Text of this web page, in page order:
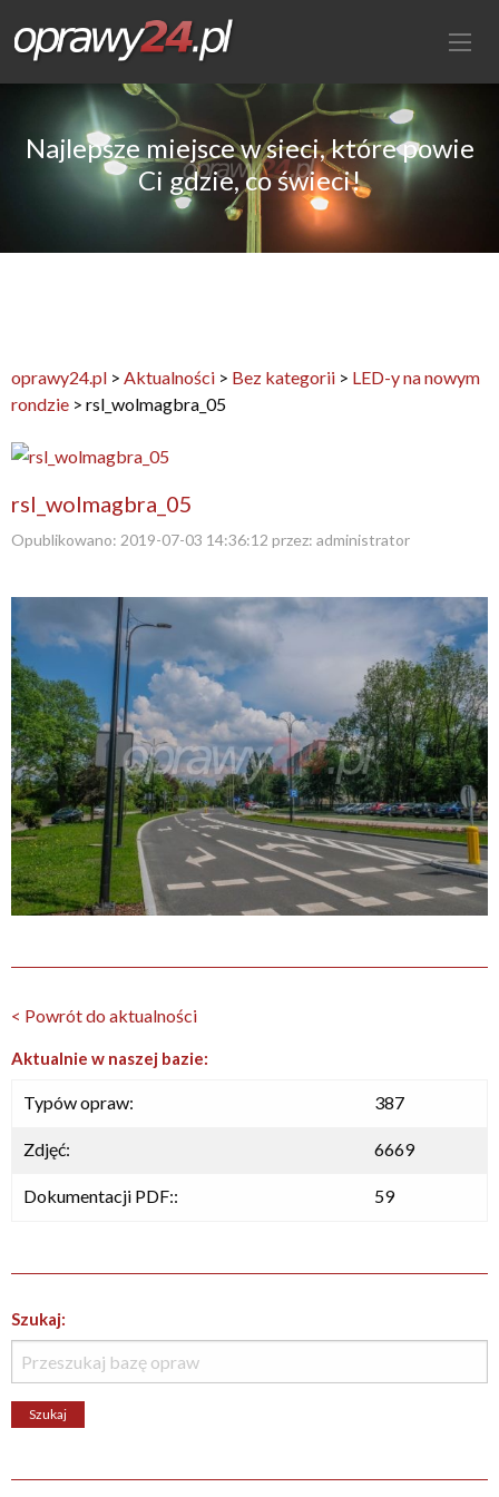
Najlepsze miejsce w sieci, które powie
Ci gdzie, co świeci!
oprawy24.pl > Aktualności > Bez kategorii > LED-y na nowym
rondzie > rsl_wolmagbra_05
rsl_wolmagbra_05
Opublikowano: 2019-07-03 14:36:12 przez: administrator
< Powrót do aktualności
Aktualnie w naszej bazie:
Typów opraw: 387
Zdjęć: 6669
Dokumentacji PDF:: 59
Szukaj: